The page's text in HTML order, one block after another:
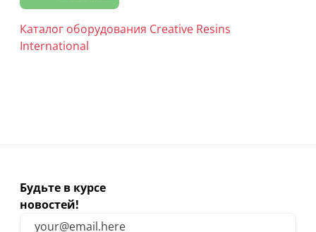
Каталог оборудования Creative Resins
International
Будьте в курсе
новостей!